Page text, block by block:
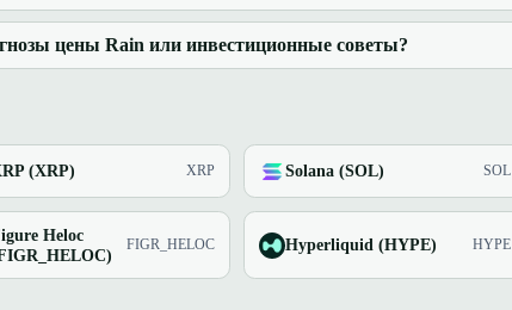
цены Rain или инвестиционные советы?
(XRP) XRP Solana (SOL) SOL
Heloc
FIGR_HELOC Hyperliquid (HYPE) HYPE